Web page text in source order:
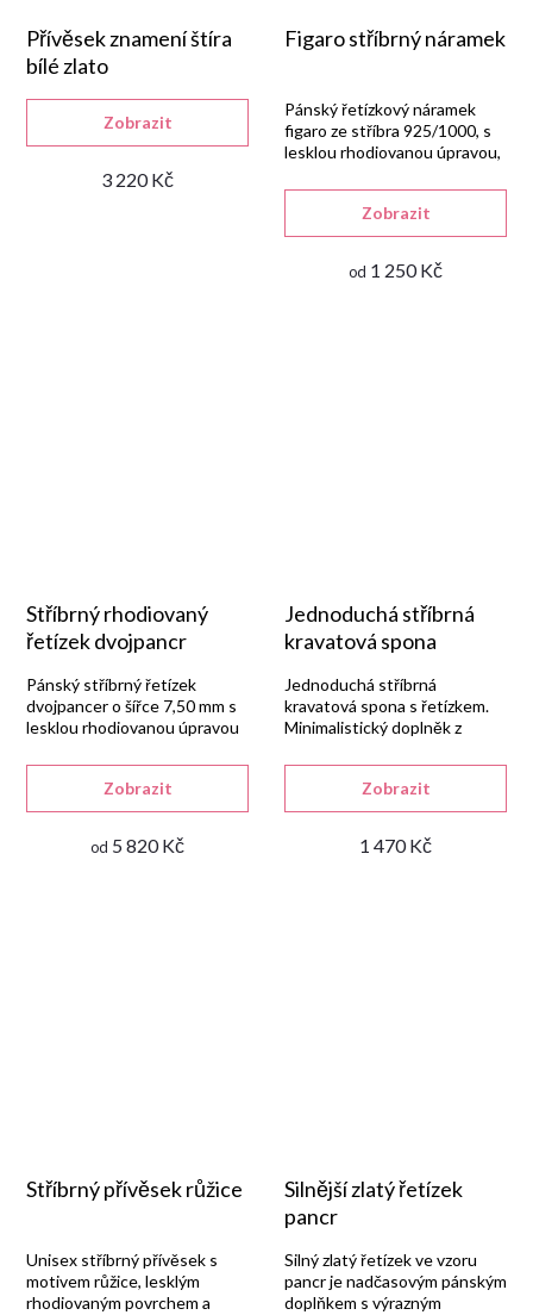
Přívěsek znamení štíra
bílé zlato
3 220 Kč
Zobrazit
Figaro stříbrný náramek
od 1 250 Kč
Zobrazit
Pánský řetízkový náramek
figaro ze stříbra 925/1000, s
lesklou rhodiovanou úpravou,
Stříbrný rhodiovaný
řetízek dvojpancr
od 5 820 Kč
Zobrazit
Pánský stříbrný řetízek
dvojpancer o šířce 7,50 mm s
lesklou rhodiovanou úpravou
Jednoduchá stříbrná
kravatová spona
1 470 Kč
Zobrazit
Jednoduchá stříbrná
kravatová spona s řetízkem.
Minimalistický doplněk z
Stříbrný přívěsek růžice
Unisex stříbrný přívěsek s
motivem růžice, lesklým
rhodiovaným povrchem a
Silnější zlatý řetízek
pancr
Silný zlatý řetízek ve vzoru
pancr je nadčasovým pánským
doplňkem s výrazným